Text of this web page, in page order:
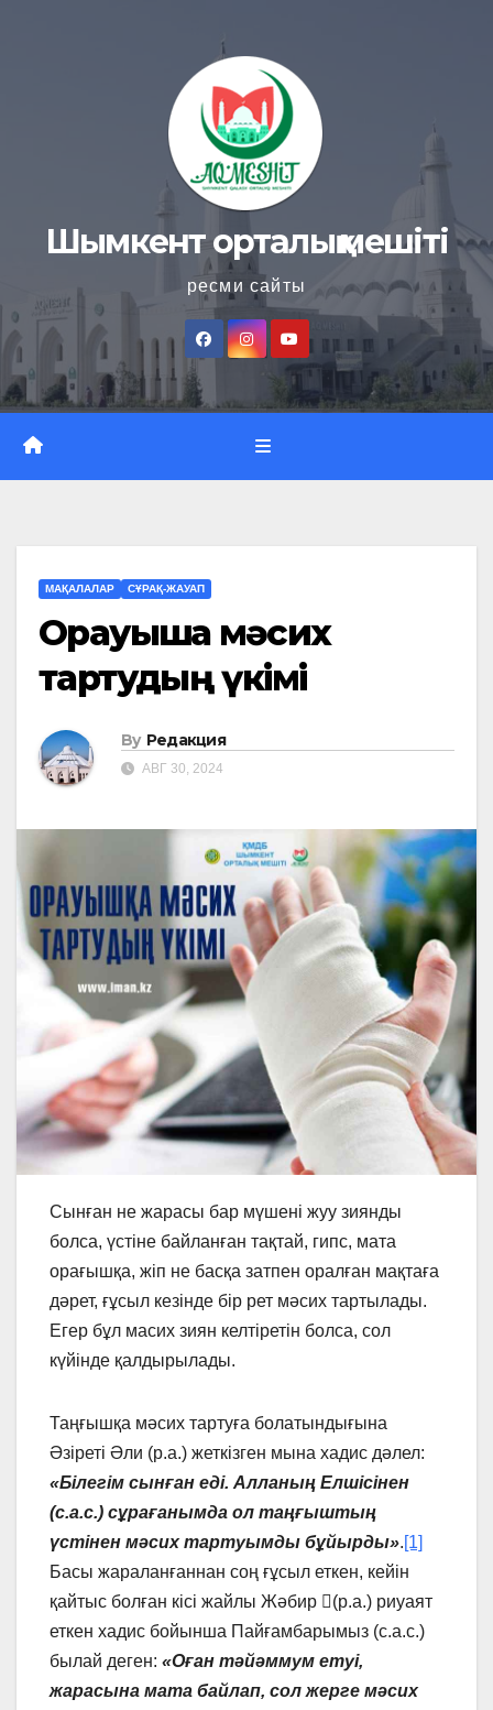
Шымкент орталық мешіті
ресми сайты
МАҚАЛАЛАР СҰРАҚ-ЖАУАП
Орауышқа мәсих
тартудың үкімі
By Редакция
АВГ 30, 2024
Сынған не жарасы бар мүшенi жуу зиянды
болса, үстiне байланған тақтай, гипс, мата
орағышқа, жiп не басқа затпен оралған мақтаға
дәрет, ғұсыл кезiнде бiр рет мәсих тартылады.
Егер бұл масих зиян келтiретiн болса, сол
күйiнде қалдырылады.
Таңғышқа мәсих тартуға болатындығына
Әзiретi Әли (р.а.) жеткiзген мына хадис дәлел:
«Бiлегiм сынған едi. Алланың Елшісінен
(с.а.с.) сұрағанымда ол таңғыштың
үстiнен мәсих тартуымды бұйырды».[1]
Басы жараланғаннан соң ғұсыл еткен, кейiн
қайтыс болған кiсi жайлы Жәбир (р.а.) риуаят
еткен хадис бойынша Пайғамбарымыз (с.а.с.)
былай деген: «Оған тәйәммум етуi,
жарасына мата байлап, сол жерге мәсих